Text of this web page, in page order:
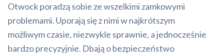
Otwock poradzą sobie ze wszelkimi zamkowymi
problemami. Uporają się z nimi w najkrótszym
możliwym czasie, niezwykle sprawnie, a jednocześnie
bardzo precyzyjnie. Dbają o bezpieczeństwo